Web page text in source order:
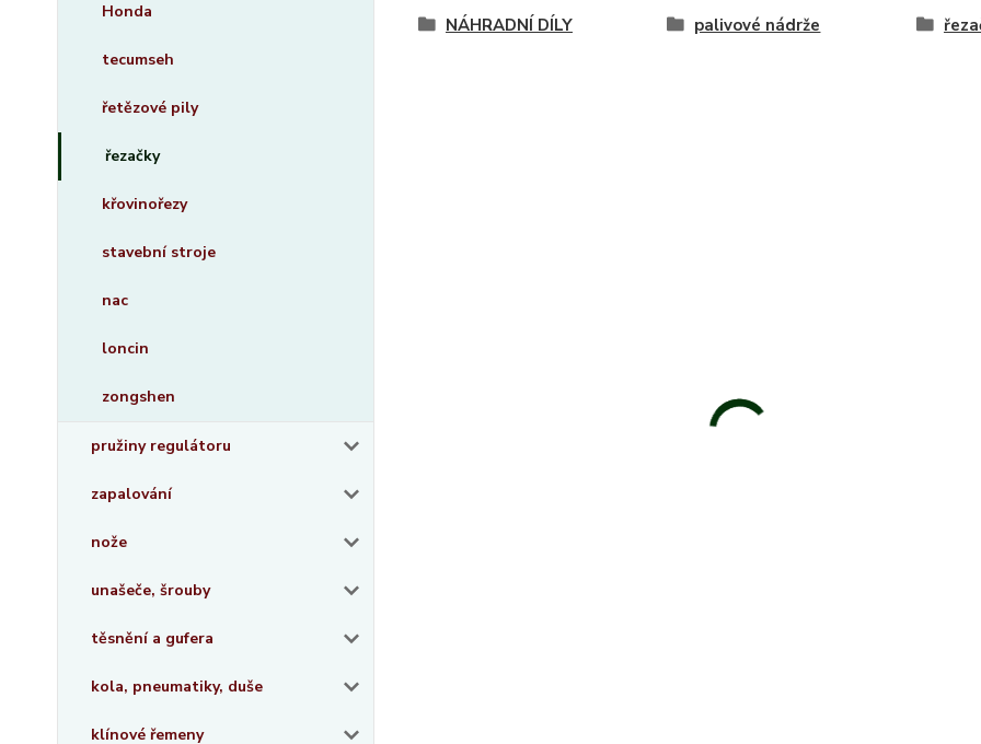
Honda
tecumseh
řetězové pily
řezačky
křovinořezy
stavební stroje
nac
loncin
zongshen
pružiny regulátoru
zapalování
nože
unašeče, šrouby
těsnění a gufera
kola, pneumatiky, duše
klínové řemeny
NÁHRADNÍ DÍLY palivové nádrže